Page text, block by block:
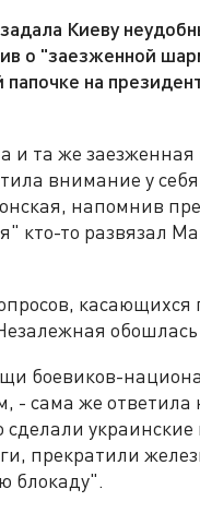
Киеву
о "заезженной
на
и та же
внимание у
напомнив
кто-то развязал
касающихся
боевиков-
- сама же ответила
прекратили
блокаду".